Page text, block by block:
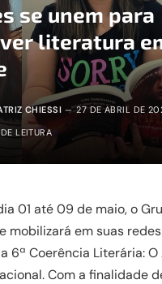
se unem para
literatura
CHIESSI 27 DE ABRIL DE
LEITURA
01 até 09 de maio, o
mobilizará em suas
6ª Coerência Literária: O
Com a finalidade